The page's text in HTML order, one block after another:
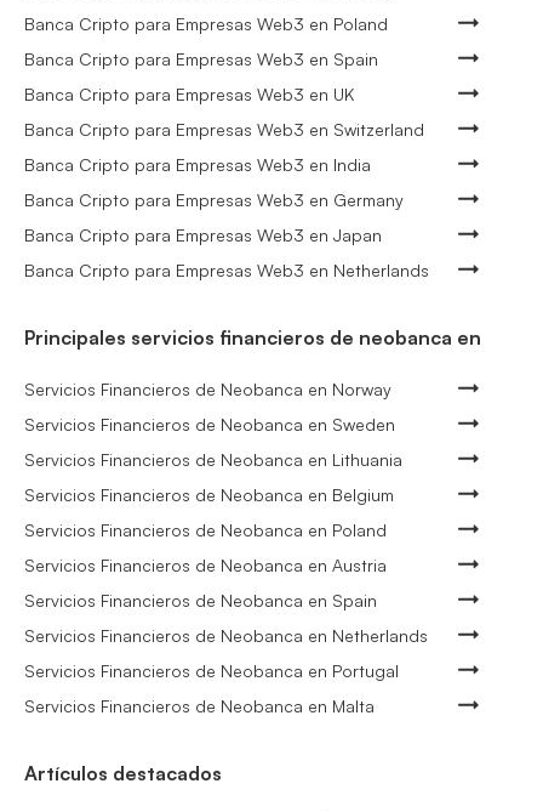
Banca Cripto para Empresas Web3 en Poland
Banca Cripto para Empresas Web3 en Spain
Banca Cripto para Empresas Web3 en UK
Banca Cripto para Empresas Web3 en Switzerland
Banca Cripto para Empresas Web3 en India
Banca Cripto para Empresas Web3 en Germany
Banca Cripto para Empresas Web3 en Japan
Banca Cripto para Empresas Web3 en Netherlands
Principales servicios financieros de neobanca en
Servicios Financieros de Neobanca en Norway
Servicios Financieros de Neobanca en Sweden
Servicios Financieros de Neobanca en Lithuania
Servicios Financieros de Neobanca en Belgium
Servicios Financieros de Neobanca en Poland
Servicios Financieros de Neobanca en Austria
Servicios Financieros de Neobanca en Spain
Servicios Financieros de Neobanca en Netherlands
Servicios Financieros de Neobanca en Portugal
Servicios Financieros de Neobanca en Malta
Artículos destacados